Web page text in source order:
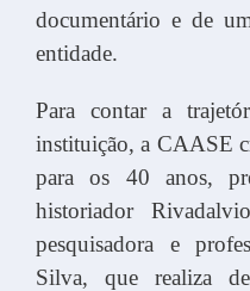
documentário e de
entidade.
Para contar a
instituição, a CAASE
para os 40 anos,
historiador
pesquisadora e
Silva, que realiza